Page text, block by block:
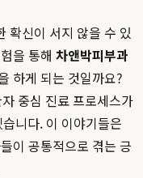
확신이 서지 않을 수 있
을 통해 차앤박피부과
하게 되는 것일까요?
중심 진료 프로세스가
니다. 이 이야기들은
이 공통적으로 겪는 긍